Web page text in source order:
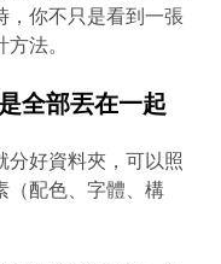
，你不只是看到一張
法。
全部丟在一起
分好資料夾，可以照
（配色、字體、構